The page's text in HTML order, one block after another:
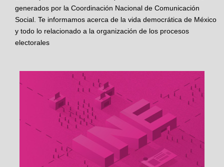
generados por la Coordinación Nacional de Comunicación
Social. Te informamos acerca de la vida democrática de México
y todo lo relacionado a la organización de los procesos
electorales